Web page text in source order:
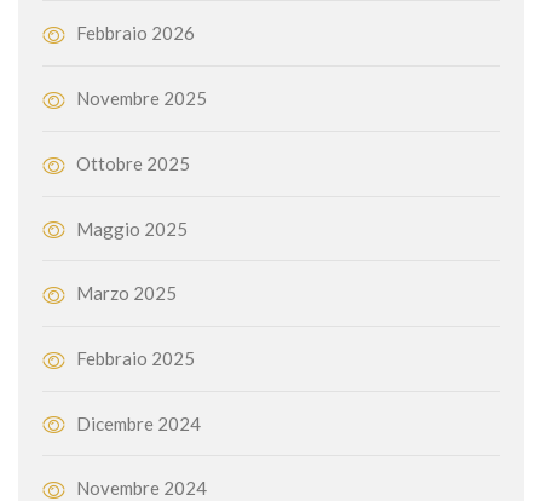
Febbraio 2026
Novembre 2025
Ottobre 2025
Maggio 2025
Marzo 2025
Febbraio 2025
Dicembre 2024
Novembre 2024